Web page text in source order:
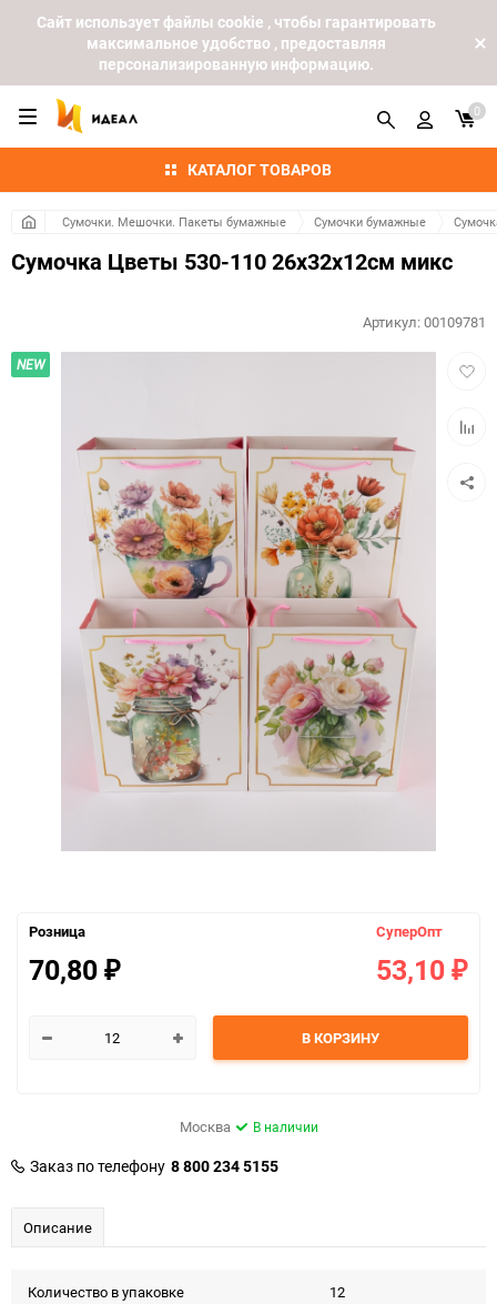
Cайт использует файлы cookie , чтобы гарантировать
максимальное удобство , предоставляя
персонализированную информацию.
КАТАЛОГ ТОВАРОВ
0
Сумочки. Мешочки. Пакеты бумажные Сумочки бумажные
Сумочка Цветы 530-110 26х32x12см микс
NEW
Артикул:00109781
Розница
70,80 ₽
СуперОпт
53,10 ₽
В КОРЗИНУ
Москва В наличии
Заказ по телефону 8 800 234 5155
Описание
Количество в упаковке 12